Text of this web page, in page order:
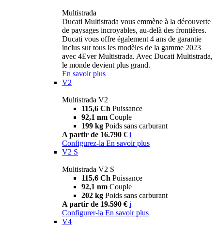
Multistrada
Ducati Multistrada vous emmène à la découverte
de paysages incroyables, au-delà des frontières.
Ducati vous offre également 4 ans de garantie
inclus sur tous les modèles de la gamme 2023
avec 4Ever Multistrada. Avec Ducati Multistrada,
le monde devient plus grand.
En savoir plus
V2
Multistrada V2
115,6 Ch Puissance
92,1 nm Couple
199 kg Poids sans carburant
A partir de 16.790 € i
Configurez-la En savoir plus
V2 S
Multistrada V2 S
115,6 Ch Puissance
92,1 nm Couple
202 kg Poids sans carburant
A partir de 19.590 € i
Configurer-la En savoir plus
V4